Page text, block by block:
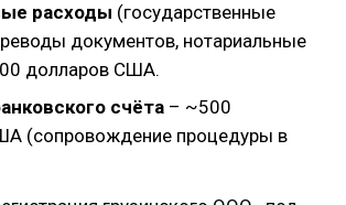
расходы (государственные
документов, нотариальные
долларов США.
счёта – ~500
(сопровождение процедуры в